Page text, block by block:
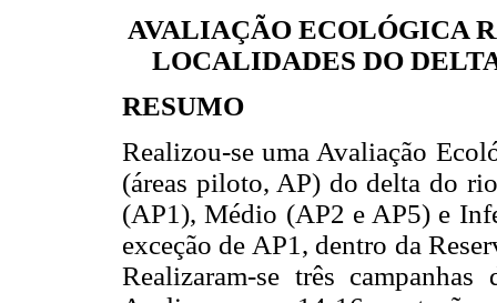
AVALIAÇÃO ECOLÓGICA
LOCALIDADES DO
RESUMO
Realizou-se uma Avaliação
(áreas piloto, AP) do delta do
(AP1), Médio (AP2 e AP5) e
exceção de AP1, dentro da
Realizaram-se três